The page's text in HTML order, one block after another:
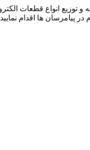
پیامرسان ها اقدام نمایید